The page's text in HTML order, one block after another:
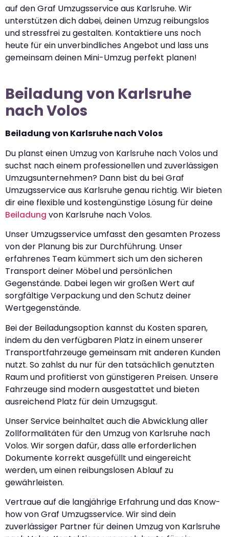
auf den Graf Umzugsservice aus Karlsruhe. Wir
unterstützen dich dabei, deinen Umzug reibungslos
und stressfrei zu gestalten. Kontaktiere uns noch
heute für ein unverbindliches Angebot und lass uns
gemeinsam deinen Mini-Umzug perfekt planen!
Beiladung von Karlsruhe
nach Volos
Beiladung von Karlsruhe nach Volos
Du planst einen Umzug von Karlsruhe nach Volos und
suchst nach einem professionellen und zuverlässigen
Umzugsunternehmen? Dann bist du bei Graf
Umzugsservice aus Karlsruhe genau richtig. Wir bieten
dir eine flexible und kostengünstige Lösung für deine
Beiladung von Karlsruhe nach Volos.
Unser Umzugsservice umfasst den gesamten Prozess
von der Planung bis zur Durchführung. Unser
erfahrenes Team kümmert sich um den sicheren
Transport deiner Möbel und persönlichen
Gegenstände. Dabei legen wir großen Wert auf
sorgfältige Verpackung und den Schutz deiner
Wertgegenstände.
Bei der Beiladungsoption kannst du Kosten sparen,
indem du den verfügbaren Platz in einem unserer
Transportfahrzeuge gemeinsam mit anderen Kunden
nutzt. So zahlst du nur für den tatsächlich genutzten
Raum und profitierst von günstigeren Preisen. Unsere
Fahrzeuge sind modern ausgestattet und bieten
ausreichend Platz für dein Umzugsgut.
Unser Service beinhaltet auch die Abwicklung aller
Zollformalitäten für den Umzug von Karlsruhe nach
Volos. Wir sorgen dafür, dass alle erforderlichen
Dokumente korrekt ausgefüllt und eingereicht
werden, um einen reibungslosen Ablauf zu
gewährleisten.
Vertraue auf die langjährige Erfahrung und das Know-
how von Graf Umzugsservice. Wir sind dein
zuverlässiger Partner für deinen Umzug von Karlsruhe